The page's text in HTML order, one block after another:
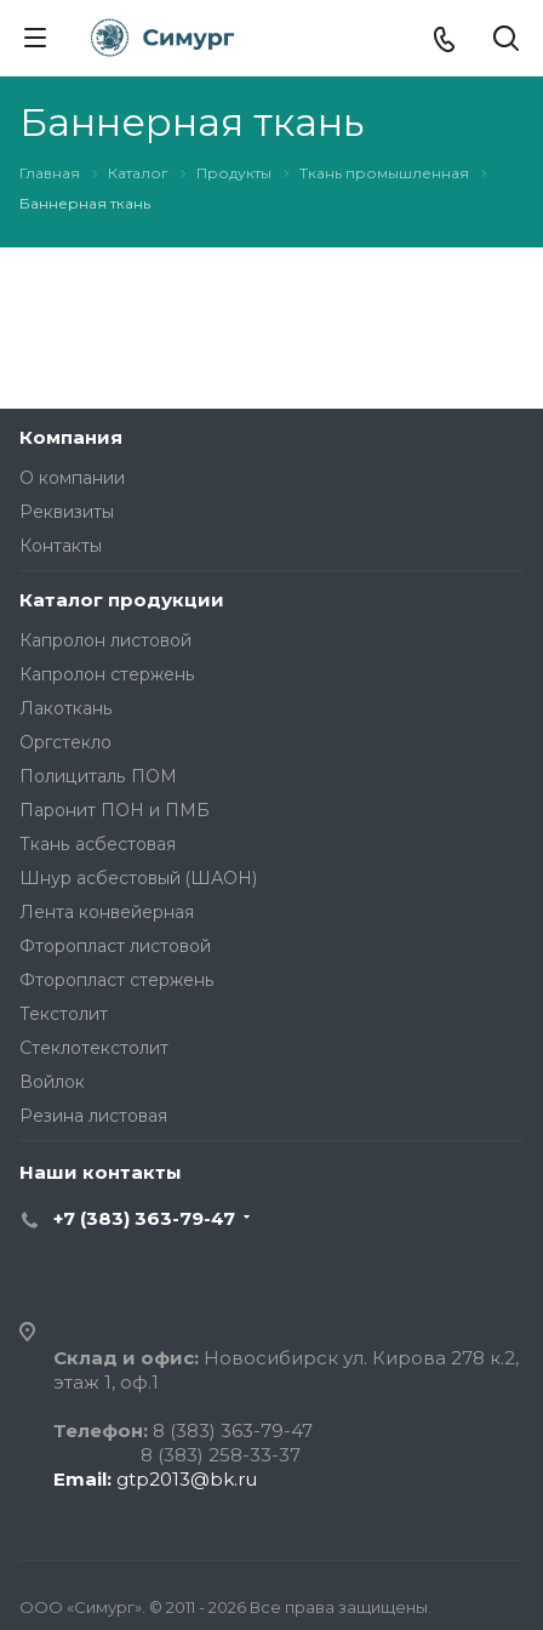
Баннерная ткань
Главная Каталог Продукты
Ткань промышленная
Баннерная ткань
Компания
О компании
Реквизиты
Контакты
Каталог продукции
Капролон листовой
Капролон стержень
Лакоткань
Оргстекло
Полициталь ПОМ
Паронит ПОН и ПМБ
Ткань асбестовая
Шнур асбестовый (ШАОН)
Лента конвейерная
Фторопласт листовой
Фторопласт стержень
Текстолит
Стеклотекстолит
Войлок
Резина листовая
Наши контакты
+7 (383) 363-79-47
Склад и офис: Новосибирск ул. Кирова 278 к.2,
этаж 1, оф.1
Телефон: 8 (383) 363-79-47
8 (383) 258-33-37
Email: gtp2013@bk.ru
ООО «Симург». © 2011 - 2026 Все права защищены.